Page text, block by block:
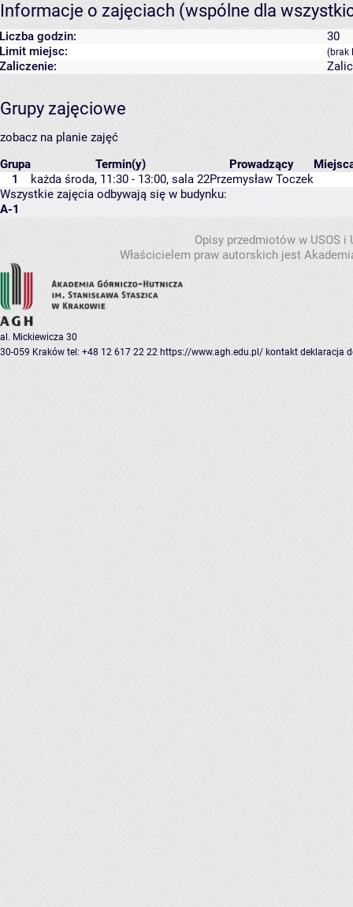
Informacje o zajęciach (wspólne dla
Liczba godzin:
30
Limit miejsc:
(brak
Zaliczenie:
Grupy zajęciowe
zobacz na planie zajęć
Grupa
Termin(y) Prowadzący
1
każda środa, 11:30 - 13:00, sala 22Przemysław Toczek
Wszystkie zajęcia odbywają się w budynku:
A-1
Opisy przedmiotów w USOS
Właścicielem praw autorskich jest
al. Mickiewicza 30
30-059 Kraków tel: +48 12 617 22 22 https://www.agh.edu.pl/ kontakt deklaracja